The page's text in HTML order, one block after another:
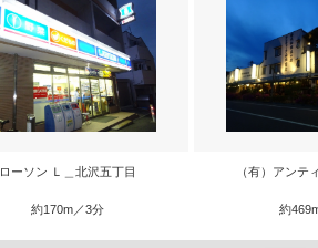
ローソン Ｌ＿北沢五丁目
約170m／3分
（有）アンテ
約